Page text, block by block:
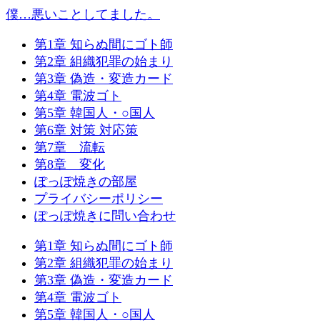
僕…悪いことしてました。
第1章 知らぬ間にゴト師
第2章 組織犯罪の始まり
第3章 偽造・変造カード
第4章 電波ゴト
第5章 韓国人・○国人
第6章 対策 対応策
第7章 流転
第8章 変化
ぽっぽ焼きの部屋
プライバシーポリシー
ぽっぽ焼きに問い合わせ
第1章 知らぬ間にゴト師
第2章 組織犯罪の始まり
第3章 偽造・変造カード
第4章 電波ゴト
第5章 韓国人・○国人